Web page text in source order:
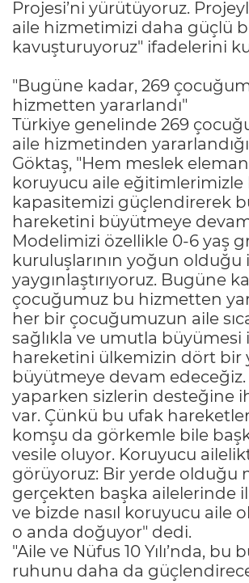
Projesi’ni yürütüyoruz.
aile hizmetimizi daha güçlü
kavuşturuyoruz" ifadelerini
"Bugüne kadar, 269
hizmetten yararlandı"
Türkiye genelinde 269
aile hizmetinden
Göktaş, "Hem meslek
koruyucu aile eğitimlerimizle
kapasitemizi güçlendirerek
hareketini büyütmeye
Modelimizi özellikle 0-6 yaş
kuruluşlarının yoğun olduğu
yaygınlaştırıyoruz. Bugüne
çocuğumuz bu hizmetten
her bir çocuğumuzun aile
sağlıkla ve umutla büyümesi
hareketini ülkemizin dört bir
büyütmeye devam
yaparken sizlerin desteğine
var. Çünkü bu ufak
komşu da görkemle bile
vesile oluyor. Koruyucu
görüyoruz: Bir yerde olduğu
gerçekten başka ailelerinde
ve bizde nasıl koruyucu aile
o anda doğuyor" dedi.
"Aile ve Nüfus 10 Yılı’nda, bu
ruhunu daha da